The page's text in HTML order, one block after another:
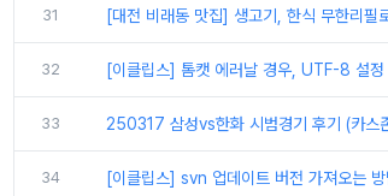
31 [대전 비래동 맛집] 생고기, 한식 무한리필
32 [이클립스] 톰캣 에러날 경우, UTF-8 설정
33 250317 삼성vs한화 시범경기 후기 (카스
34 [이클립스] svn 업데이트 버전 가져오는 방